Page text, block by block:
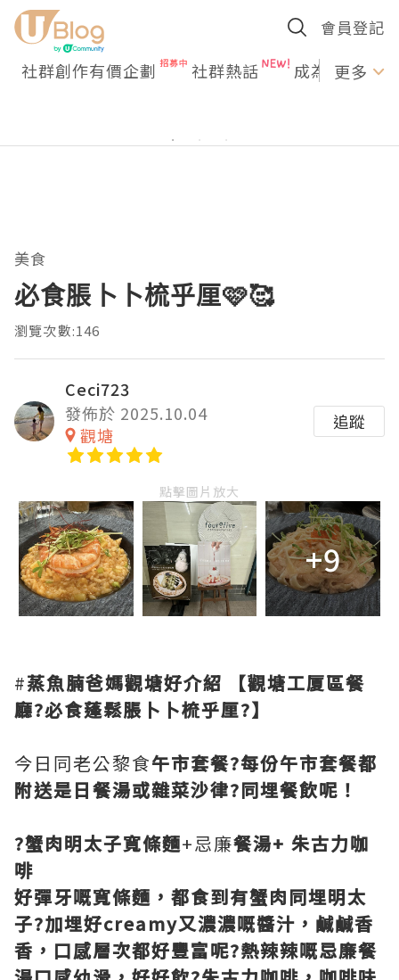
會員登記
社群創作有價企劃 社群熱話 成為U更多
美食
必食脹卜卜梳乎厘🩷🥰
瀏覽次數:146
Ceci723
發佈於 2025.10.04
觀塘
追蹤
點擊圖片放大
+9
#蒸魚腩爸媽觀塘好介紹
【觀塘工厦區餐
廳?必食蓬鬆脹卜卜梳乎厘?】
今日同老公黎食午市套餐?每份午市套餐都
附送是日餐湯或雜菜沙律?同埋餐飲呢！
?蟹肉明太子寬條麵+忌廉餐湯+ 朱古力咖
啡
好彈牙嘅寬條麵，都食到有蟹肉同埋明太
子?加埋好creamy又濃濃嘅醬汁，鹹鹹香
香，口感層次都好豐富呢?熱辣辣嘅忌廉餐